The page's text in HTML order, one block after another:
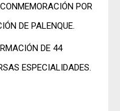
POR
DE PALENQUE.
DE 44
ESPECIALIDADES.